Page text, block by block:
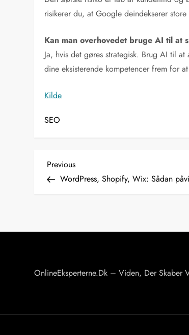
risikerer du, at Google deindekserer
Kan man overhovedet bruge AI til at
Ja, hvis det gøres strategisk. Brug AI til
dine eksisterende kompetencer frem for
Kilde
SEO
I
l
g
Previous
Post
Previous
WordPress, Shopify, Wix: Sådan
OnlineEksperterne.dk – Viden, Der Skaber